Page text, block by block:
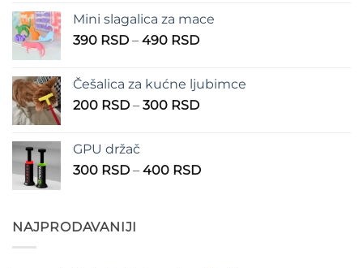
1.250 RSD
Mini slagalica za mace
390 RSD – 490 RSDRaspon
390 RSD
do
Češalica za kućne ljubimce
200 RSD – 300 RSDRaspon
do
GPU držač
300 RSD – 400 RSDRaspon
NAJPRODAVANIJI